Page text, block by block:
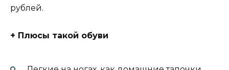
рублей.
+ Плюсы такой обуви